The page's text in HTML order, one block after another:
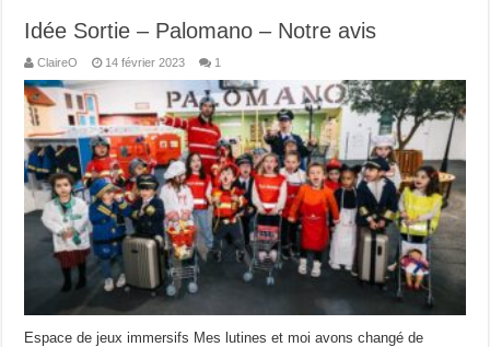
Idée Sortie – Palomano – Notre avis
ClaireO 14 février 2023 1
Espace de jeux immersifs Mes lutines et moi avons changé de